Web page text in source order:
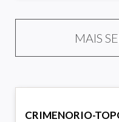
MAIS
CRIMENORIO-